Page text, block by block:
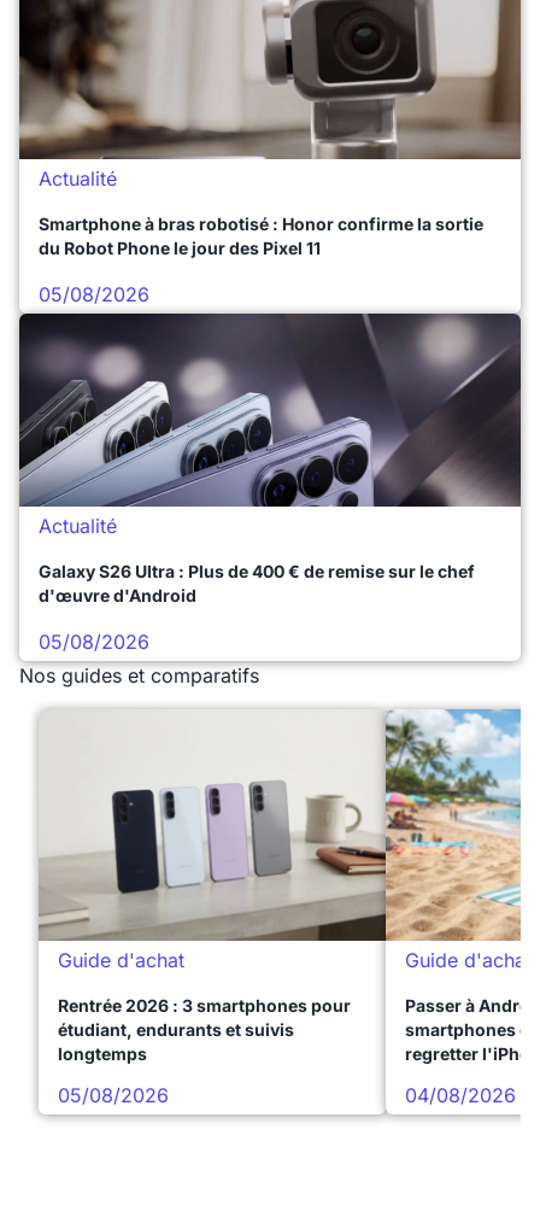
Actualité
Smartphone à bras robotisé : Honor confirme la sortie
du Robot Phone le jour des Pixel 11
05/08/2026
Actualité
Galaxy S26 Ultra : Plus de 400 € de remise sur le chef
d'œuvre d'Android
05/08/2026
Nos guides et comparatifs
Guide d'achat
Rentrée 2026 : 3 smartphones pour
étudiant, endurants et suivis
longtemps
05/08/2026
Guide d'achat
Passer à
smartphones
regretter
04/08/2026